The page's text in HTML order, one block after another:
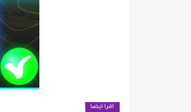
اقرا ايضا